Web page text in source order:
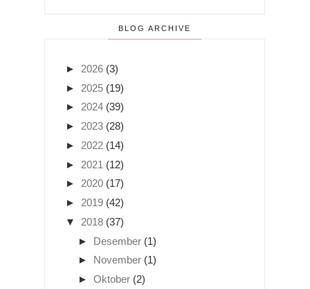
BLOG ARCHIVE
► 2026 (3)
► 2025 (19)
► 2024 (39)
► 2023 (28)
► 2022 (14)
► 2021 (12)
► 2020 (17)
► 2019 (42)
▼
2018 (37)
► Desember (1)
► November (1)
► Oktober (2)